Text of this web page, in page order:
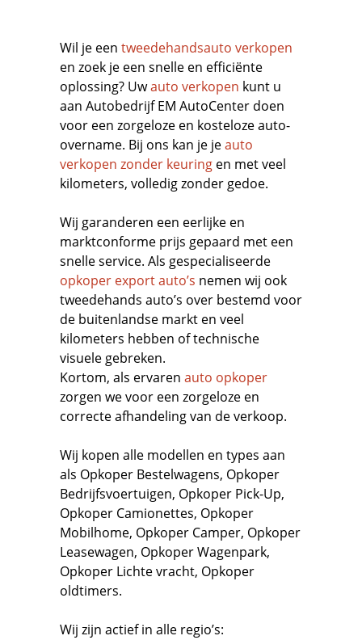
Wil je een tweedehandsauto verkopen
en zoek je een snelle en efficiënte
oplossing? Uwauto verkopen kunt u
aan Autobedrijf EM AutoCenter doen
voor een zorgeloze en kosteloze auto-
overname. Bij ons kan je jeauto
verkopen zonder keuring en met veel
kilometers, volledig zonder gedoe.
Wij garanderen een eerlijke en
marktconforme prijs gepaard met een
snelle service. Als gespecialiseerde
opkoper export auto’s nemen wij ook
tweedehands auto’s over bestemd voor
de buitenlandse markt en veel
kilometers hebben of technische
visuele gebreken.
Kortom, als ervaren auto opkoper
zorgen we voor een zorgeloze en
correcte afhandeling van de verkoop.
Wij kopen alle modellen en types aan
als Opkoper Bestelwagens, Opkoper
Bedrijfsvoertuigen, Opkoper Pick-Up,
Opkoper Camionettes, Opkoper
Mobilhome, Opkoper Camper, Opkoper
Leasewagen, Opkoper Wagenpark,
Opkoper Lichte vracht, Opkoper
oldtimers.
Wij zijn actief in alle regio’s: